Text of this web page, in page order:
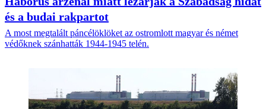
és a budai rakpartot
A most megtalált páncélöklöket az ostromlott magyar és német
védőknek szánhatták 1944-1945 telén.